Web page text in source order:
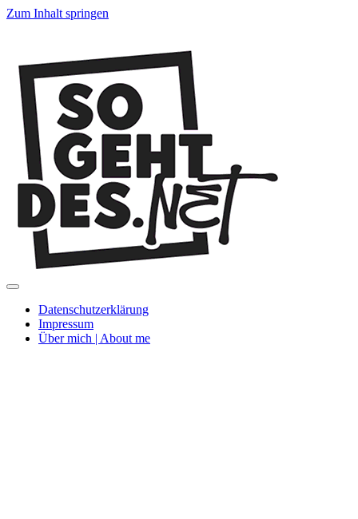
Zum Inhalt springen
Menü
umschaltenDatenschutzerklärung
Impressum
Über mich | About me